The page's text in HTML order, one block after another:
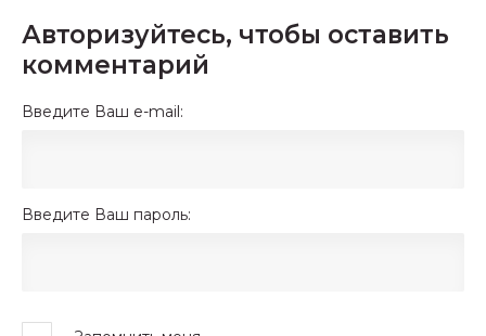
Авторизуйтесь, чтобы оставить
комментарий
Введите Ваш e-mail:
Введите Ваш пароль: